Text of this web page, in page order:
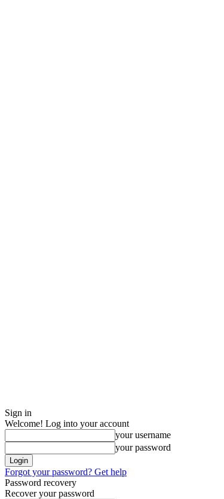
Sign in
Welcome! Log into your account
your username
your password
Forgot your password? Get help
Password recovery
Recover your password